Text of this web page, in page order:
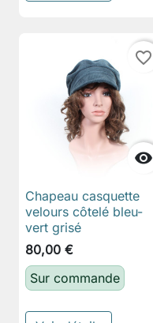

favorite_border
Chapeau casquette
velours côtelé bleu-
vert grisé
80,00 €
Sur commande